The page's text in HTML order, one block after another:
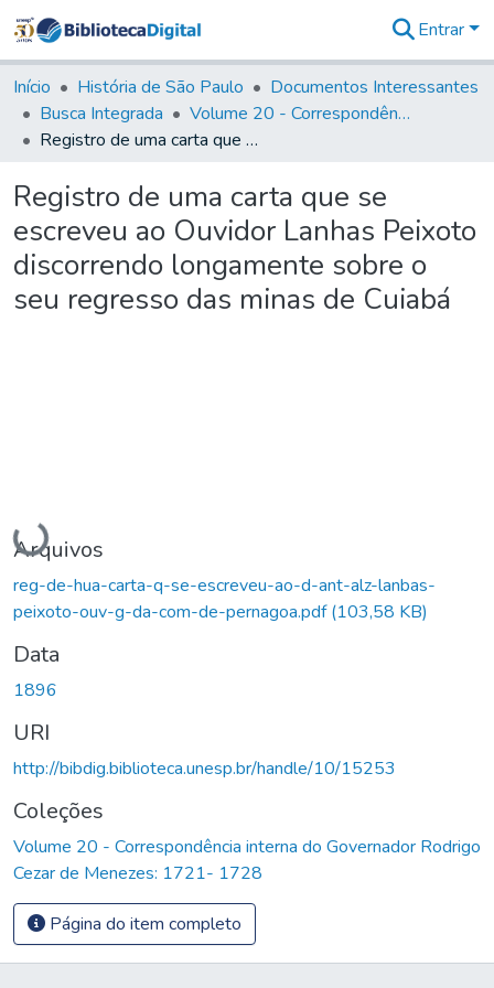
&
Coleções
Tudo na
Biblioteca
Estatísticas
Entrar
Início História de São Paulo
Documentos Interessantes
Busca Integrada
Volume 20 - Correspondência interna do Governador Rodrigo Cezar de Menezes: 1721- 1728
Registro de uma carta que se escreveu ao Ouvidor Lanhas Peixoto discorrendo longamente sobre o seu regresso das minas de Cuiabá
Registro de uma carta que se
escreveu ao Ouvidor Lanhas Peixoto
discorrendo longamente sobre o
seu regresso das minas de Cuiabá
Carregando...
Arquivos
reg-de-hua-carta-q-se-escreveu-ao-d-ant-alz-lanbas-
peixoto-ouv-g-da-com-de-pernagoa.pdf(103,58 KB)
Data
1896
URI
http://bibdig.biblioteca.unesp.br/handle/10/15253
Coleções
Volume 20 - Correspondência interna do Governador Rodrigo
Cezar de Menezes: 1721- 1728
Página do item completo